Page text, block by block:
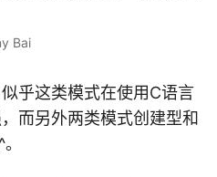
Bai
乎这类模式在使用C语言
而另外两类模式创建型和